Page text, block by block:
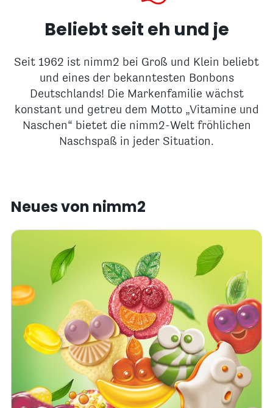
Beliebt seit eh und je
Seit 1962 ist nimm2 bei Groß und Klein beliebt
und eines der bekanntesten Bonbons
Deutschlands! Die Markenfamilie wächst
konstant und getreu dem Motto „Vitamine und
Naschen“ bietet die nimm2-Welt fröhlichen
Naschspaß in jeder Situation.
Neues von nimm2